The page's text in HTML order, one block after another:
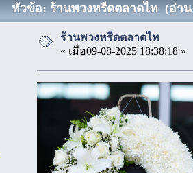
หัวข้อ: ร้านพวงหรีดตลาดไท (อ่าน
ร้านพวงหรีดตลาดไท
« เมื่อ09-08-2025 18:38:18 »